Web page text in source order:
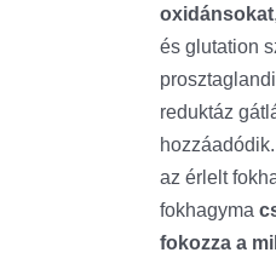
oxidánsokat
és glutation
reduktáz
az érlelt
fokhagyma
fokozza a